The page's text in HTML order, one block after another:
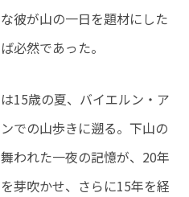
彼が山の一日を題材にした
必然であった。
15歳の夏、バイエルン・ア
での山歩きに遡る。下山の
われた一夜の記憶が、20年
芽吹かせ、さらに15年を経